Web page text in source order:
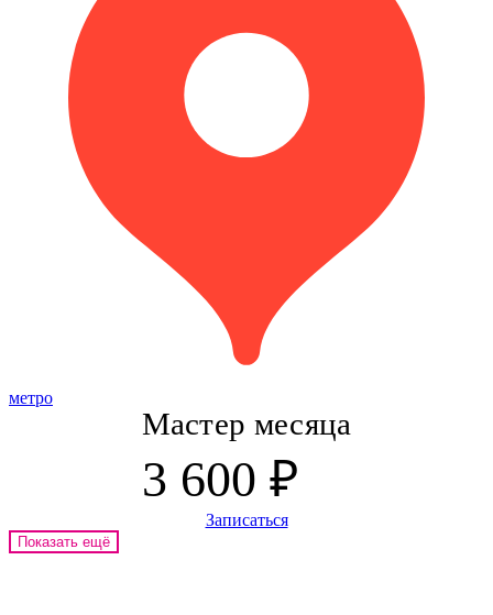
метро
Мастер месяца
3 600 ₽
Записаться
Показать ещё